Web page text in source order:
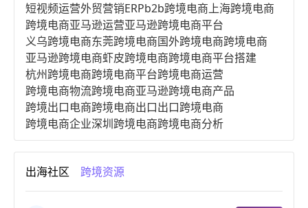
短视频运营外贸营销ERPb2b跨境电商上海跨境电商
跨境电商亚马逊运营亚马逊跨境电商平台
义乌跨境电商东莞跨境电商国外跨境电商跨境电商
亚马逊跨境电商虾皮跨境电商跨境电商平台搭建
杭州跨境电商跨境电商平台跨境电商运营
跨境电商物流跨境电商亚马逊跨境电商产品
跨境出口电商跨境电商出口出口跨境电商
跨境电商企业深圳跨境电商跨境电商分析
进口跨境电商跨境电商服务广州跨境电商
跨境电商市场跨境电商创业跨境电商注册
跨境电商开店跨境电商营销
跨境电商商品个人跨境电商跨境电商案例
出海社区 跨境资源